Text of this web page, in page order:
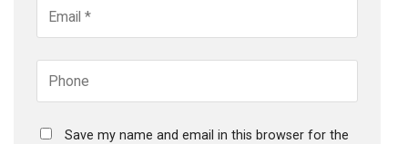
Save my name and email in this browser for the